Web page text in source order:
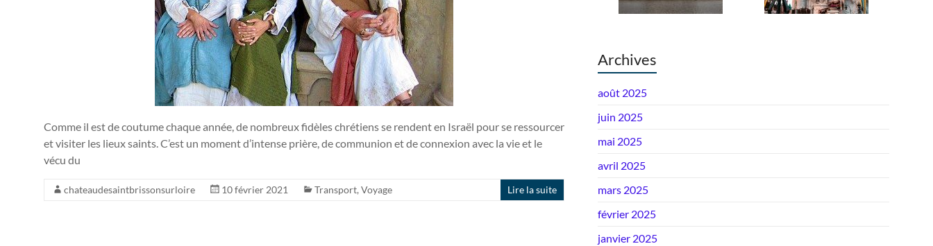
Comme il est de coutume chaque année, de nombreux fidèles chrétiens se rendent en Israël pour se ressourcer
et visiter les lieux saints. C’est un moment d’intense prière, de communion et de connexion avec la vie et le
vécu du
chateaudesaintbrissonsurloire 10 février 2021 Transport, Voyage Lire la suite
Archives
août 2025
juin 2025
mai 2025
avril 2025
mars 2025
février 2025
janvier 2025